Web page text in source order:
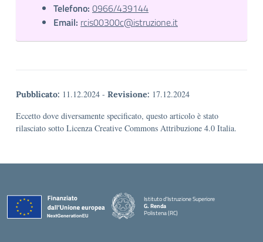
Telefono: 0966/439144
Email: rcis00300c@istruzione.it
Pubblicato: 11.12.2024 - Revisione: 17.12.2024
Eccetto dove diversamente specificato, questo articolo è stato
rilasciato sotto Licenza Creative Commons Attribuzione 4.0 Italia.
Istituto d'Istruzione Superiore
G. Renda
Polistena (RC)